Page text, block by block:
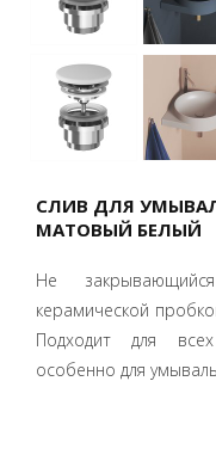
СЛИВ ДЛЯ
МАТОВЫЙ БЕЛЫЙ
Не
керамической
Подходит для
особенно для